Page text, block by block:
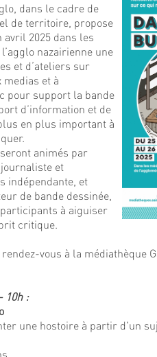
dans le cadre de
de territoire, propose
2025 dans les
nazairienne une
et d’ateliers sur
et à
pour support la bande
d’information et de
en plus important à
animés par
et
indépendante, et
de bande dessinée,
à aiguiser
critique.
vous à la médiathèque
10h :
une hostoire à partir d'un